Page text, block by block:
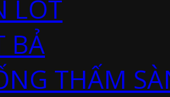
LÓT
BẢ
THẤM